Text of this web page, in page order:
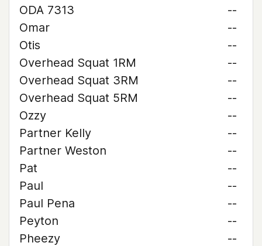
ODA 7313
--
Omar
--
Otis
--
Overhead Squat 1RM
--
Overhead Squat 3RM
--
Overhead Squat 5RM
--
Ozzy
--
Partner Kelly
--
Partner Weston
--
Pat
--
Paul
--
Paul Pena
--
Peyton
--
Pheezy
--